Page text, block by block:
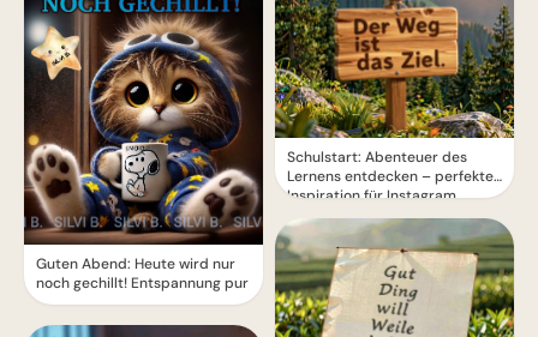
Guten Abend: Heute wird nur
noch gechillt! Entspannung pur
Schulstart: Abenteuer des
Lernens entdecken – perfekte
Inspiration für Instagram